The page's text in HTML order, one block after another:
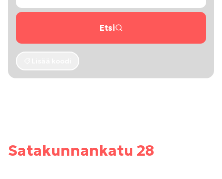
Etsi
Satakunnankatu 28